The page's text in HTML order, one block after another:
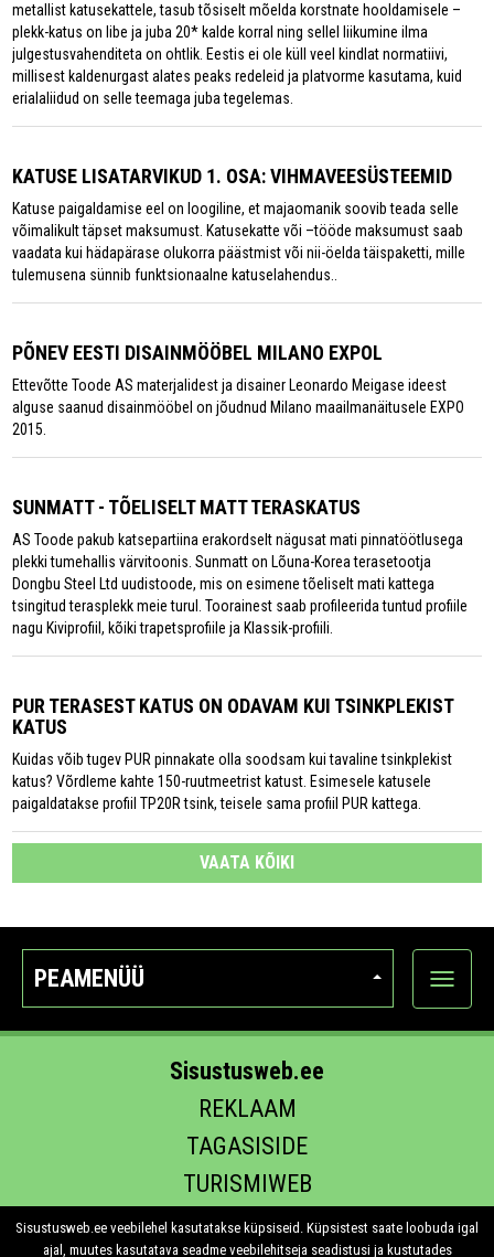
metallist katusekattele, tasub tõsiselt mõelda korstnate hooldamisele –
plekk-katus on libe ja juba 20* kalde korral ning sellel liikumine ilma
julgestusvahenditeta on ohtlik. Eestis ei ole küll veel kindlat normatiivi,
millisest kaldenurgast alates peaks redeleid ja platvorme kasutama, kuid
erialaliidud on selle teemaga juba tegelemas.
KATUSE LISATARVIKUD 1. OSA: VIHMAVEESÜSTEEMID
Katuse paigaldamise eel on loogiline, et majaomanik soovib teada selle
võimalikult täpset maksumust. Katusekatte või –tööde maksumust saab
vaadata kui hädapärase olukorra päästmist või nii-öelda täispaketti, mille
tulemusena sünnib funktsionaalne katuselahendus..
PÕNEV EESTI DISAINMÖÖBEL MILANO EXPOL
Ettevõtte Toode AS materjalidest ja disainer Leonardo Meigase ideest
alguse saanud disainmööbel on jõudnud Milano maailmanäitusele EXPO
2015.
SUNMATT - TÕELISELT MATT TERASKATUS
AS Toode pakub katsepartiina erakordselt nägusat mati pinnatöötlusega
plekki tumehallis värvitoonis. Sunmatt on Lõuna-Korea terasetootja
Dongbu Steel Ltd uudistoode, mis on esimene tõeliselt mati kattega
tsingitud terasplekk meie turul. Toorainest saab profileerida tuntud profiile
nagu Kiviprofiil, kõiki trapetsprofiile ja Klassik-profiili.
PUR TERASEST KATUS ON ODAVAM KUI TSINKPLEKIST
KATUS
Kuidas võib tugev PUR pinnakate olla soodsam kui tavaline tsinkplekist
katus? Võrdleme kahte 150-ruutmeetrist katust. Esimesele katusele
paigaldatakse profiil TP20R tsink, teisele sama profiil PUR kattega.
VAATA KÕIKI
PEAMENÜÜ
Ava
Sisustusweb.ee
REKLAAM
TAGASISIDE
TURISMIWEB
EHITUS.EE
Sisustusweb.ee veebilehel kasutatakse küpsiseid. Küpsistest saate loobuda igal
ajal, muutes kasutatava seadme veebilehitseja seadistusi ja kustutades